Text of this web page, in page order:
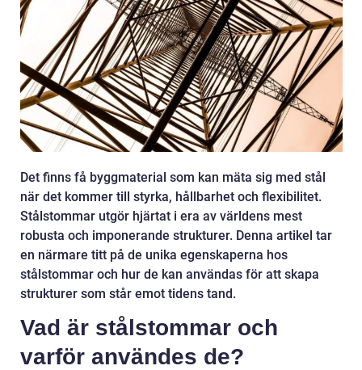
Det finns få byggmaterial som kan mäta sig med stål
när det kommer till styrka, hållbarhet och flexibilitet.
Stålstommar utgör hjärtat i era av världens mest
robusta och imponerande strukturer. Denna artikel tar
en närmare titt på de unika egenskaperna hos
stålstommar och hur de kan användas för att skapa
strukturer som står emot tidens tand.
Vad är stålstommar och
varför användes de?